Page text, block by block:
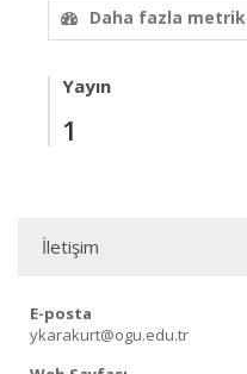
Daha fazla metrik
Yayın
1
İletişim
E-posta
ykarakurt@ogu.edu.tr